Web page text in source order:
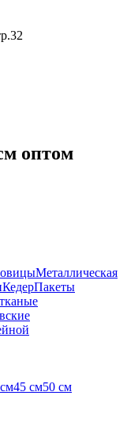
оптом
Металлическая
КедерПакеты
45 см50 см